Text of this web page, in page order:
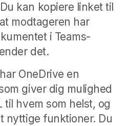
kan kopiere linket til
modtageren har
i Teams-
det.
OneDrive en
giver dig mulighed
til hvem som helst, og
nyttige funktioner. Du